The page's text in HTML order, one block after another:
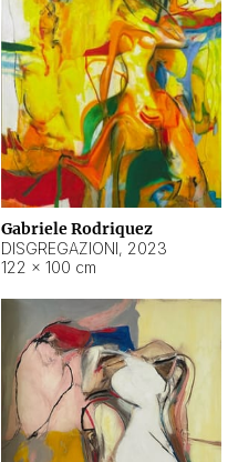
Gabriele Rodriquez
DISGREGAZIONI, 2023
122 × 100 cm